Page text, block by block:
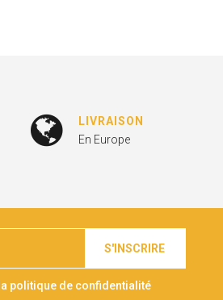
LIVRAISON
En Europe
S'INSCRIRE
politique de confidentialité